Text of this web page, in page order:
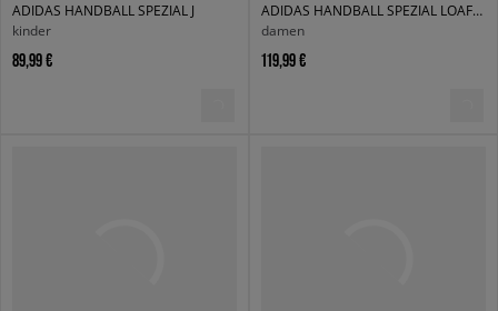
ADIDAS HANDBALL SPEZIAL J
kinder
89,99 €
ADIDAS HANDBALL SPEZIAL LOAFER W
damen
119,99 €